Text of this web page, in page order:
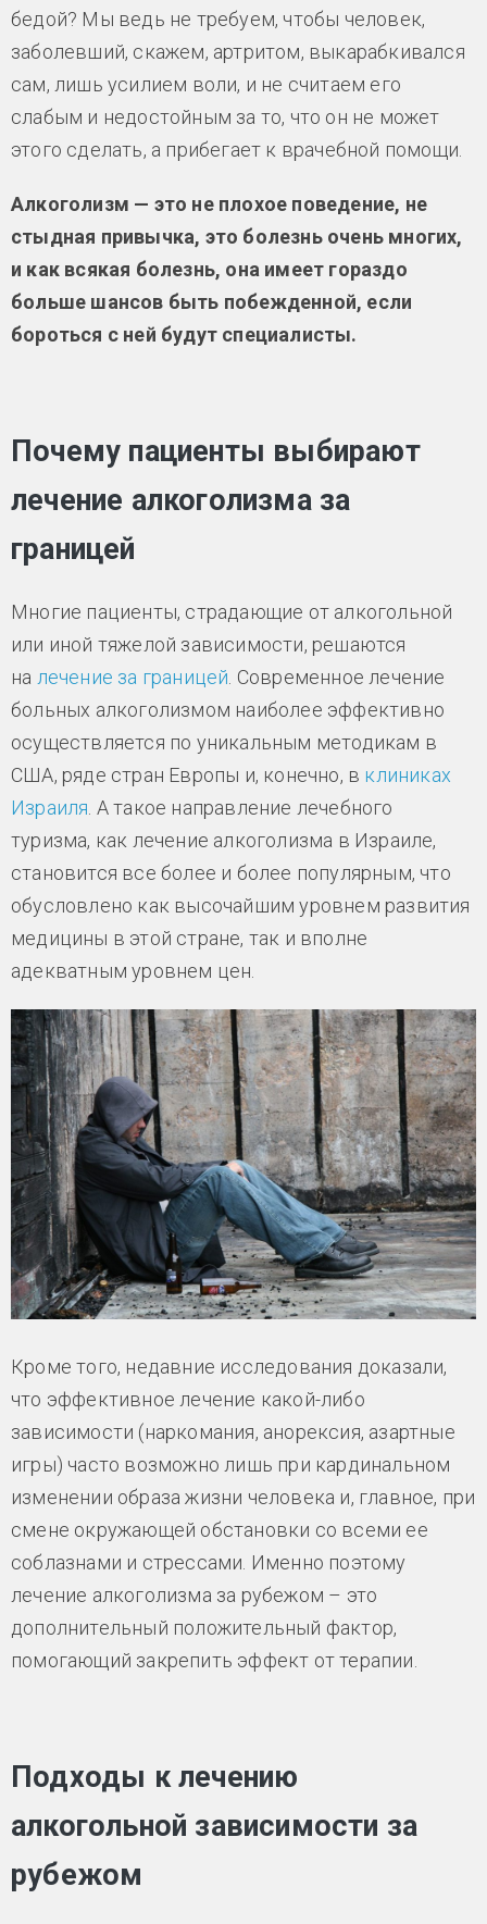
бедой? Мы ведь не требуем, чтобы человек,
заболевший, скажем, артритом, выкарабкивался
сам, лишь усилием воли, и не считаем его
слабым и недостойным за то, что он не может
этого сделать, а прибегает к врачебной помощи.
Алкоголизм — это не плохое поведение, не
стыдная привычка, это болезнь очень многих,
и как всякая болезнь, она имеет гораздо
больше шансов быть побежденной, если
бороться с ней будут специалисты.
Почему пациенты выбирают
лечение алкоголизма за
границей
Многие пациенты, страдающие от алкогольной
или иной тяжелой зависимости, решаются
на лечение за границей . Современное лечение
больных алкоголизмом наиболее эффективно
осуществляется по уникальным методикам в
США, ряде стран Европы и, конечно, в клиниках
Израиля . А такое направление лечебного
туризма, как лечение алкоголизма в Израиле,
становится все более и более популярным, что
обусловлено как высочайшим уровнем развития
медицины в этой стране, так и вполне
адекватным уровнем цен.
Кроме того, недавние исследования доказали,
что эффективное лечение какой-либо
зависимости (наркомания, анорексия, азартные
игры) часто возможно лишь при кардинальном
изменении образа жизни человека и, главное, при
смене окружающей обстановки со всеми ее
соблазнами и стрессами. Именно поэтому
лечение алкоголизма за рубежом – это
дополнительный положительный фактор,
помогающий закрепить эффект от терапии.
Подходы к лечению
алкогольной зависимости за
рубежом